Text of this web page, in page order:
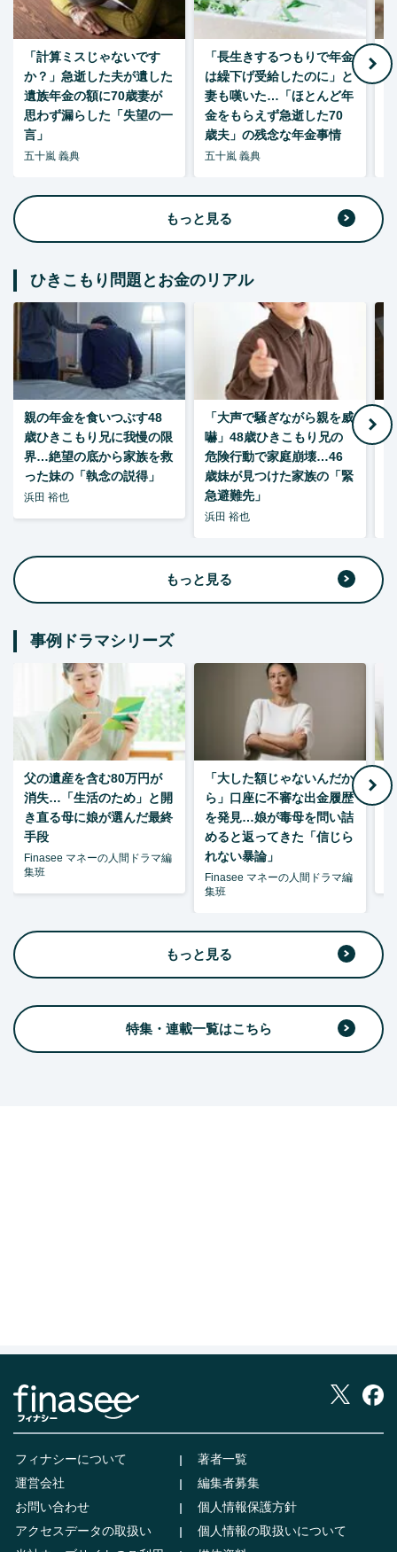
「計算ミスじゃないです
か？」急逝した夫が遺した
遺族年金の額に70歳妻が
思わず漏らした「失望の一
言」
五十嵐 義典
「長生きするつもりで年金
は繰下げ受給したのに」と
妻も嘆いた…「ほとんど年
金をもらえず急逝した70
歳夫」の残念な年金事情
五十嵐 義典
もっと見る
ひきこもり問題とお金のリアル
親の年金を食いつぶす48
歳ひきこもり兄に我慢の限
界…絶望の底から家族を救
った妹の「執念の説得」
浜田 裕也
「大声で騒ぎながら親を威
嚇」48歳ひきこもり兄の
危険行動で家庭崩壊…46
歳妹が見つけた家族の「緊
急避難先」
浜田 裕也
もっと見る
事例ドラマシリーズ
父の遺産を含む80万円が
消失…「生活のため」と開
き直る母に娘が選んだ最終
手段
Finasee マネーの人間ドラマ編
集班
「大した額じゃないんだか
ら」口座に不審な出金履歴
を発見…娘が毒母を問い詰
めると返ってきた「信じら
れない暴論」
Finasee マネーの人間ドラマ編
集班
もっと見る
特集・連載一覧はこちら
フィナシーについて
著者一覧
運営会社
編集者募集
お問い合わせ
個人情報保護方針
アクセスデータの取扱い
個人情報の取扱いについて